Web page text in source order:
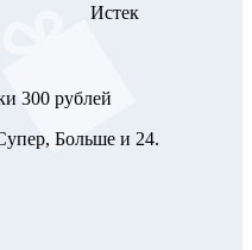
Истек
300 рублей
Больше и 24.